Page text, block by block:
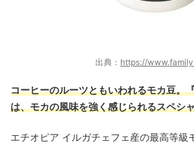
出典： https://
コーヒーのルーツともいわれるモカ豆。
は、モカの風味を強く感じられるスペシ
エチオピア イルガチェフェ産の最高等級